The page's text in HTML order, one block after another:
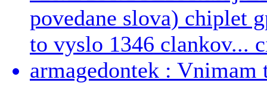
povedane slova) chiplet
to vyslo 1346 clankov...
armagedontek : Vnimam